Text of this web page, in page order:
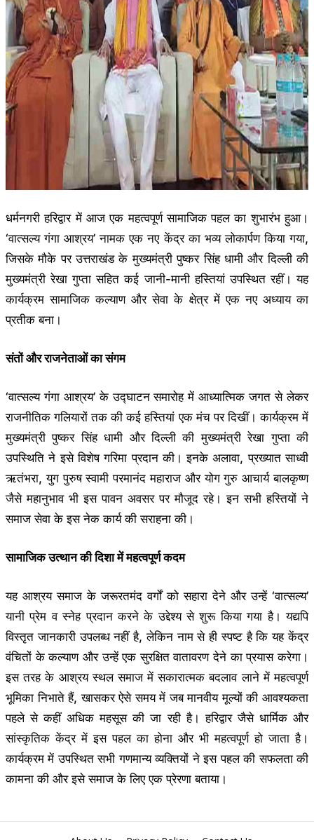
धर्मनगरी हरिद्वार में आज एक महत्वपूर्ण सामाजिक पहल का शुभारंभ हुआ।
‘वात्सल्य गंगा आश्रय’ नामक एक नए केंद्र का भव्य लोकार्पण किया गया,
जिसके मौके पर उत्तराखंड के मुख्यमंत्री पुष्कर सिंह धामी और दिल्ली की
मुख्यमंत्री रेखा गुप्ता सहित कई जानी-मानी हस्तियां उपस्थित रहीं। यह
कार्यक्रम सामाजिक कल्याण और सेवा के क्षेत्र में एक नए अध्याय का
प्रतीक बना।
संतों और राजनेताओं का संगम
‘वात्सल्य गंगा आश्रय’ के उद्घाटन समारोह में आध्यात्मिक जगत से लेकर
राजनीतिक गलियारों तक की कई हस्तियां एक मंच पर दिखीं। कार्यक्रम में
मुख्यमंत्री पुष्कर सिंह धामी और दिल्ली की मुख्यमंत्री रेखा गुप्ता की
उपस्थिति ने इसे विशेष गरिमा प्रदान की। इनके अलावा, प्रख्यात साध्वी
ऋतंभरा, युग पुरुष स्वामी परमानंद महाराज और योग गुरु आचार्य बालकृष्ण
जैसे महानुभाव भी इस पावन अवसर पर मौजूद रहे। इन सभी हस्तियों ने
समाज सेवा के इस नेक कार्य की सराहना की।
सामाजिक उत्थान की दिशा में महत्वपूर्ण कदम
यह आश्रय समाज के जरूरतमंद वर्गों को सहारा देने और उन्हें ‘वात्सल्य’
यानी प्रेम व स्नेह प्रदान करने के उद्देश्य से शुरू किया गया है। यद्यपि
विस्तृत जानकारी उपलब्ध नहीं है, लेकिन नाम से ही स्पष्ट है कि यह केंद्र
वंचितों के कल्याण और उन्हें एक सुरक्षित वातावरण देने का प्रयास करेगा।
इस तरह के आश्रय स्थल समाज में सकारात्मक बदलाव लाने में महत्वपूर्ण
भूमिका निभाते हैं, खासकर ऐसे समय में जब मानवीय मूल्यों की आवश्यकता
पहले से कहीं अधिक महसूस की जा रही है। हरिद्वार जैसे धार्मिक और
सांस्कृतिक केंद्र में इस पहल का होना और भी महत्वपूर्ण हो जाता है।
कार्यक्रम में उपस्थित सभी गणमान्य व्यक्तियों ने इस पहल की सफलता की
कामना की और इसे समाज के लिए एक प्रेरणा बताया।